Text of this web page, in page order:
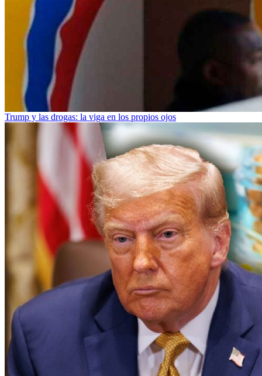
Trump y las drogas: la viga en los propios ojos